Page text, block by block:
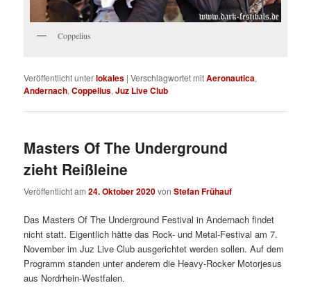
Coppelius
Veröffentlicht unterlokales |Verschlagwortet mitAeronautica,
Andernach,Coppelius,Juz Live Club
Masters Of The Underground
zieht Reißleine
Veröffentlicht am24. Oktober 2020vonStefan Frühauf
Das Masters Of The Underground Festival in Andernach findet
nicht statt. Eigentlich hätte das Rock- und Metal-Festival am 7.
November im Juz Live Club ausgerichtet werden sollen. Auf dem
Programm standen unter anderem die Heavy-Rocker Motorjesus
aus Nordrhein-Westfalen.